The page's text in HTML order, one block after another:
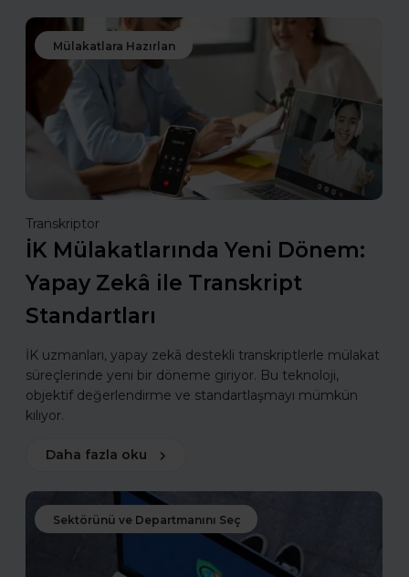
Mülakatlara Hazırlan
Transkriptor
İK Mülakatlarında Yeni Dönem:
Yapay Zekâ ile Transkript
Standartları
İK uzmanları, yapay zekâ destekli transkriptlerle mülakat
süreçlerinde yeni bir döneme giriyor. Bu teknoloji,
objektif değerlendirme ve standartlaşmayı mümkün
kılıyor.
Daha fazla oku
Sektörünü ve Departmanını Seç